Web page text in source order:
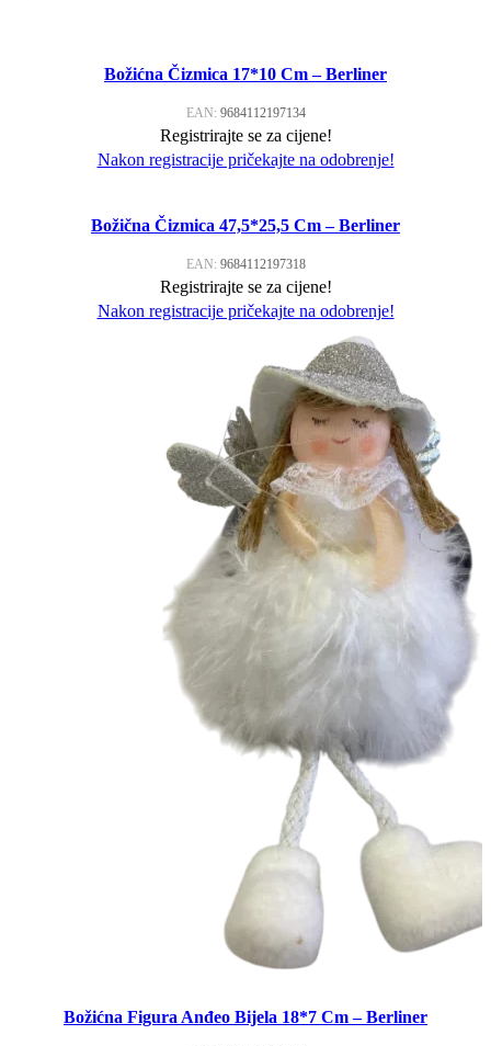
Božićna Čizmica 17*10 Cm – Berliner
EAN: 9684112197134
Registrirajte se za cijene!
Nakon registracije pričekajte na odobrenje!
Božična Čizmica 47,5*25,5 Cm – Berliner
EAN: 9684112197318
Registrirajte se za cijene!
Nakon registracije pričekajte na odobrenje!
Božićna Figura Anđeo Bijela 18*7 Cm – Berliner